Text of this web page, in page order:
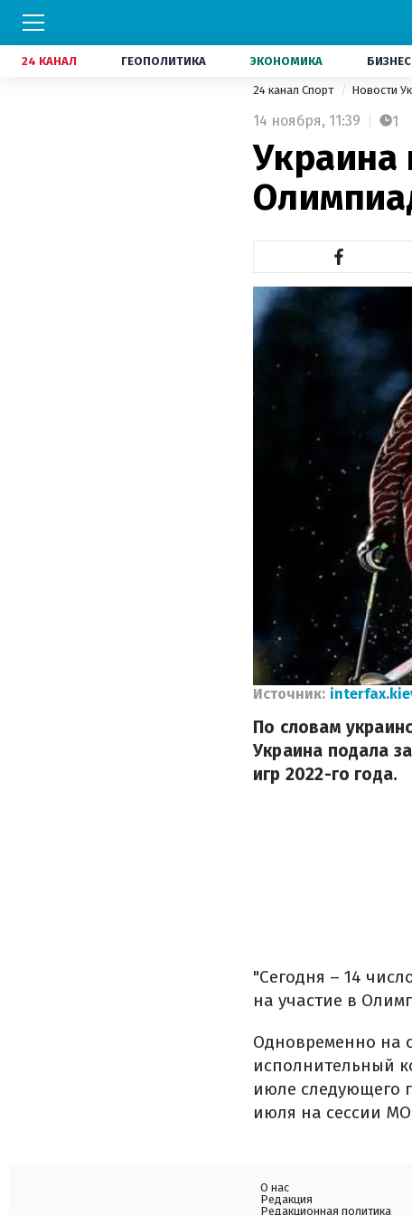
24 КАНАЛ ГЕОПОЛИТИКА ЭКОНОМИКА БИЗНЕС
24 канал Спорт Новости
14 ноября, 11:39 1
Украина
Источник:
По словам
Украина подала
игр 2022-го года.
"Сегодня – 14
на участие в
Одновременно на
исполнительный
июле следующего
июля на сессии
О нас
Редакция
Редакционная политика